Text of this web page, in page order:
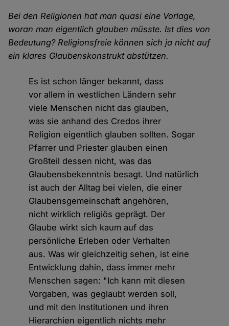
Bei den Religionen hat man quasi eine Vorlage,
woran man eigentlich glauben müsste. Ist dies von
Bedeutung? Religionsfreie können sich ja nicht auf
ein klares Glaubenskonstrukt abstützen.
Es ist schon länger bekannt, dass
vor allem in westlichen Ländern sehr
viele Menschen nicht das glauben,
was sie anhand des Credos ihrer
Religion eigentlich glauben sollten. Sogar
Pfarrer und Priester glauben einen
Großteil dessen nicht, was das
Glaubensbekenntnis besagt. Und natürlich
ist auch der Alltag bei vielen, die einer
Glaubensgemeinschaft angehören,
nicht wirklich religiös geprägt. Der
Glaube wirkt sich kaum auf das
persönliche Erleben oder Verhalten
aus. Was wir gleichzeitig sehen, ist eine
Entwicklung dahin, dass immer mehr
Menschen sagen: "Ich kann mit diesen
Vorgaben, was geglaubt werden soll,
und mit den Institutionen und ihren
Hierarchien eigentlich nichts mehr